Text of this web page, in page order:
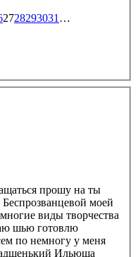
2728293031 …
прошу на ты
моей
виды творчества
шью готовлю
по немногу у меня
Ильюша